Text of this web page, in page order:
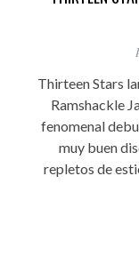
Thirteen Stars
Ramshackle
fenomenal
muy buen
repletos de